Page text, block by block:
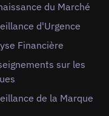
du Marché
d'Urgence
Financière
sur les
de la Marque